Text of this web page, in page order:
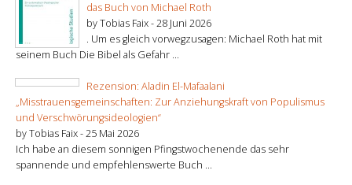
das Buch von Michael Roth
by Tobias Faix -28 Juni 2026
. Um es gleich vorwegzusagen: Michael Roth hat mit
seinem Buch Die Bibel als Gefahr ...
Rezension: Aladin El-Mafaalani
„Misstrauensgemeinschaften: Zur Anziehungskraft von Populismus
und Verschwörungsideologien“
by Tobias Faix -25 Mai 2026
Ich habe an diesem sonnigen Pfingstwochenende das sehr
spannende und empfehlenswerte Buch ...